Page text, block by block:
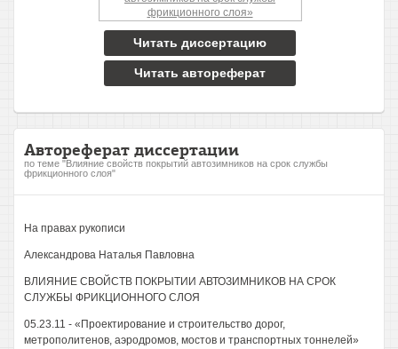
Читать диссертацию
Читать автореферат
Автореферат диссертации
по теме "Влияние свойств покрытий автозимников на срок службы
фрикционного слоя"
На правах рукописи
Александрова Наталья Павловна
ВЛИЯНИЕ СВОЙСТВ ПОКРЫТИИ АВТОЗИМНИКОВ НА СРОК
СЛУЖБЫ ФРИКЦИОННОГО СЛОЯ
05.23.11 - «Проектирование и строительство дорог,
метрополитенов, аэродромов, мостов и транспортных тоннелей»